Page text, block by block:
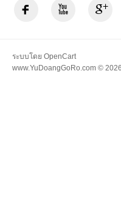
ระบบโดย OpenCart
www.YuDoangGoRo.com ©